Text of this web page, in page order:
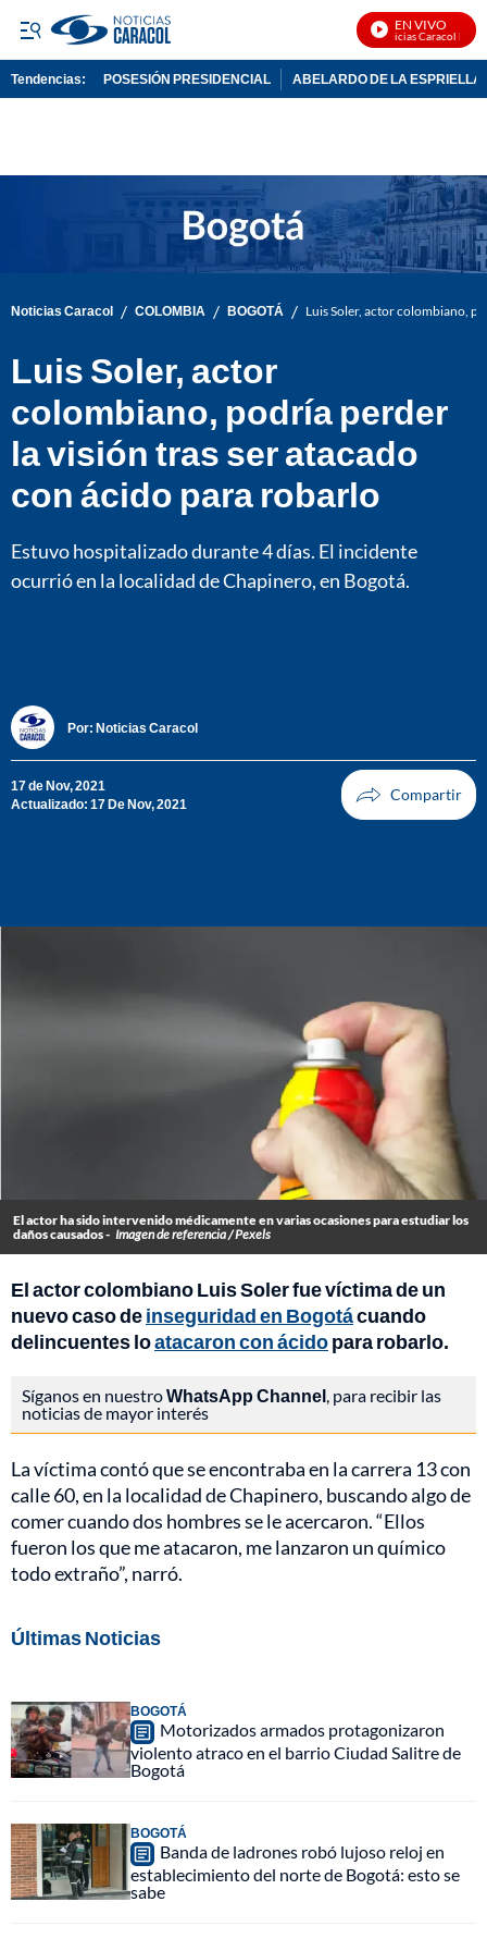
EN VIVO
Noticias Caracol En
Tendencias: POSESIÓN PRESIDENCIAL ABELARDO DE LA ESPRIELLA
Noticias Caracol / COLOMBIA / BOGOTÁ / Luis Soler, actor colombiano,
Luis Soler, actor
colombiano, podría perder
la visión tras ser atacado
con ácido para robarlo
Estuvo hospitalizado durante 4 días. El incidente
ocurrió en la localidad de Chapinero, en Bogotá.
Por: Noticias Caracol
17 de Nov, 2021
Actualizado: 17 De Nov, 2021
El actor ha sido intervenido médicamente en varias ocasiones para estudiar los
daños causados - Imagen de referencia / Pexels
El actor colombiano Luis Soler fue víctima de un
nuevo caso deinseguridad en Bogotácuando
delincuentes loatacaron con ácidopara robarlo.
Síganos en nuestroWhatsApp Channel, para recibir las
noticias de mayor interés
La víctima contó que se encontraba en la carrera 13 con
calle 60, en la localidad de Chapinero, buscando algo de
comer cuando dos hombres se le acercaron. “Ellos
fueron los que me atacaron, me lanzaron un químico
todo extraño”, narró.
Últimas Noticias
BOGOTÁ
Motorizados armados protagonizaron
violento atraco en el barrio Ciudad Salitre de
Bogotá
BOGOTÁ
Banda de ladrones robó lujoso reloj en
establecimiento del norte de Bogotá: esto se
sabe